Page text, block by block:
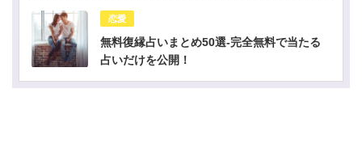
恋愛
無料復縁占いまとめ50選-完全無料で当たる
占いだけを公開！